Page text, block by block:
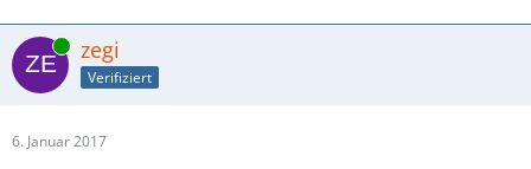
Online zegi
Verifiziert
6. Januar 2017